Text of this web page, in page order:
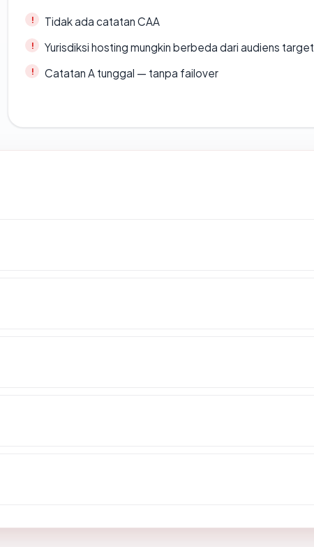
Tidak ada catatan CAA
Yurisdiksi hosting mungkin berbeda dari audiens target
Catatan A tunggal — tanpa failover